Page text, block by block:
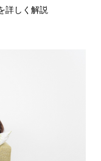
詳しく解説